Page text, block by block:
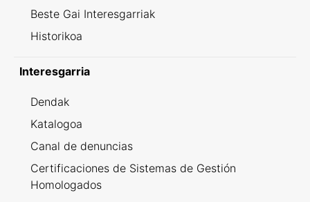
Beste Gai Interesgarriak
Historikoa
Interesgarria
Dendak
Katalogoa
Canal de denuncias
Certificaciones de Sistemas de Gestión
Homologados